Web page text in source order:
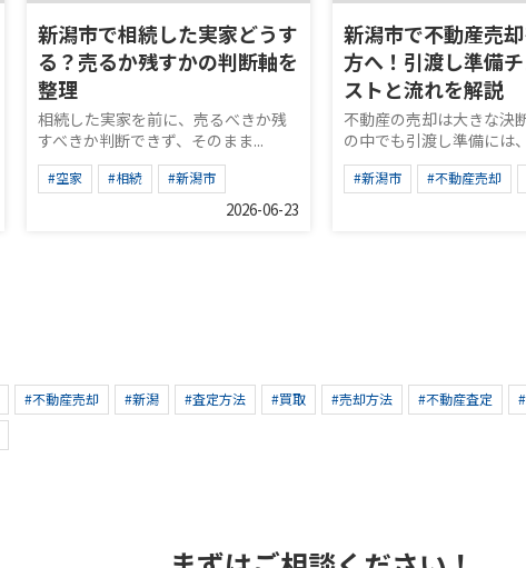
新潟市で相続した実家どうす
る？売るか残すかの判断軸を
整理
相続した実家を前に、売るべきか残
すべきか判断できず、そのまま...
#空家 #相続 #新潟市
2026-06-23
新潟市で不動産売
方へ！引渡し準備
ストと流れを解説
不動産の売却は大きな決
の中でも引渡し準備には
#新潟市 #不動産売却
#不動産売却 #新潟 #査定方法 #買取 #売却方法 #不動産査定